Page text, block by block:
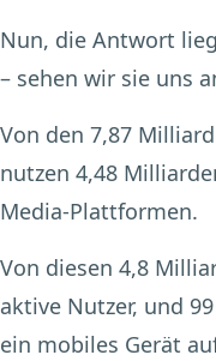
Nun, die Antwort
– sehen wir sie uns
Von den 7,87
nutzen 4,48
Media-Plattformen.
Von diesen 4,8
aktive Nutzer, und
ein mobiles Gerät